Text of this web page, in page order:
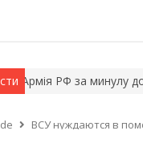
Армія РФ за минулу
ВСУ нуждаются в